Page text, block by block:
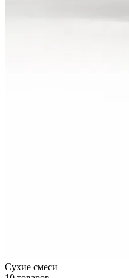
Сухие смеси